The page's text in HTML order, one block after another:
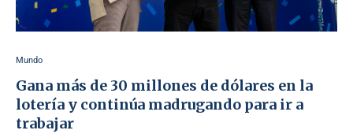
Mundo
Gana más de 30 millones de dólares en la
lotería y continúa madrugando para ir a
trabajar